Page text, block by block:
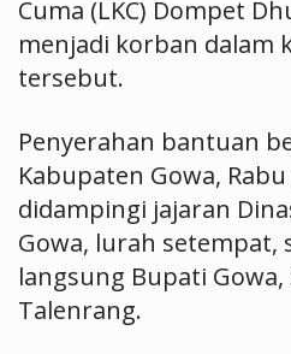
Cuma (LKC) Dompet
menjadi korban dalam
tersebut.
Penyerahan bantuan
Kabupaten Gowa, Rabu
didampingi jajaran
Gowa, lurah setempat,
langsung Bupati
Talenrang.